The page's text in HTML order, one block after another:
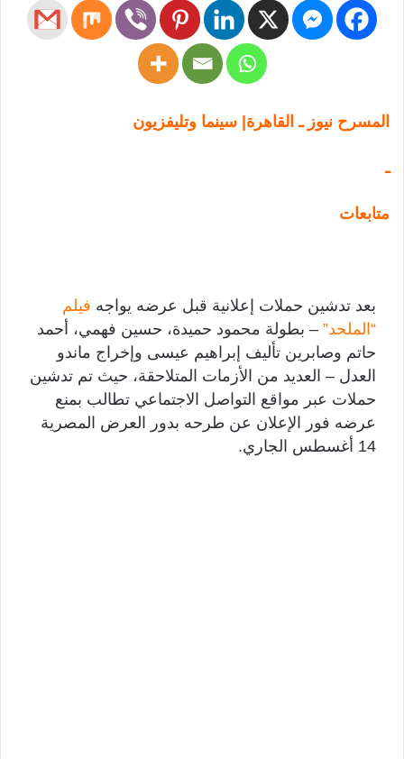
المسرح نيوز ـ القاهرة| سينما وتليفزيون
ـ
متابعات
بعد تدشين حملات إعلانية قبل عرضه يواجه فيلم
“الملحد” – بطولة محمود حميدة، حسين فهمي، أحمد
حاتم وصابرين تأليف إبراهيم عيسى وإخراج ماندو
العدل – العديد من الأزمات المتلاحقة، حيث تم تدشين
حملات عبر مواقع التواصل الاجتماعي تطالب بمنع
عرضه فور الإعلان عن طرحه بدور العرض المصرية
14 أغسطس الجاري.